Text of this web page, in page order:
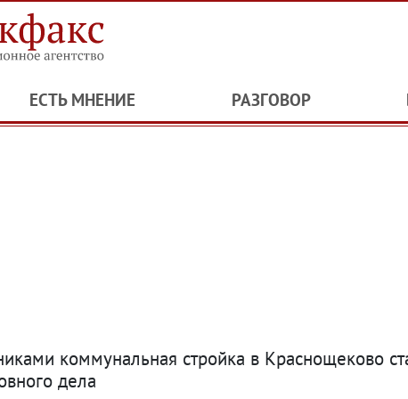
ЕСТЬ МНЕНИЕ РАЗГОВОР
коммунальная стройка в Краснощеково
дела